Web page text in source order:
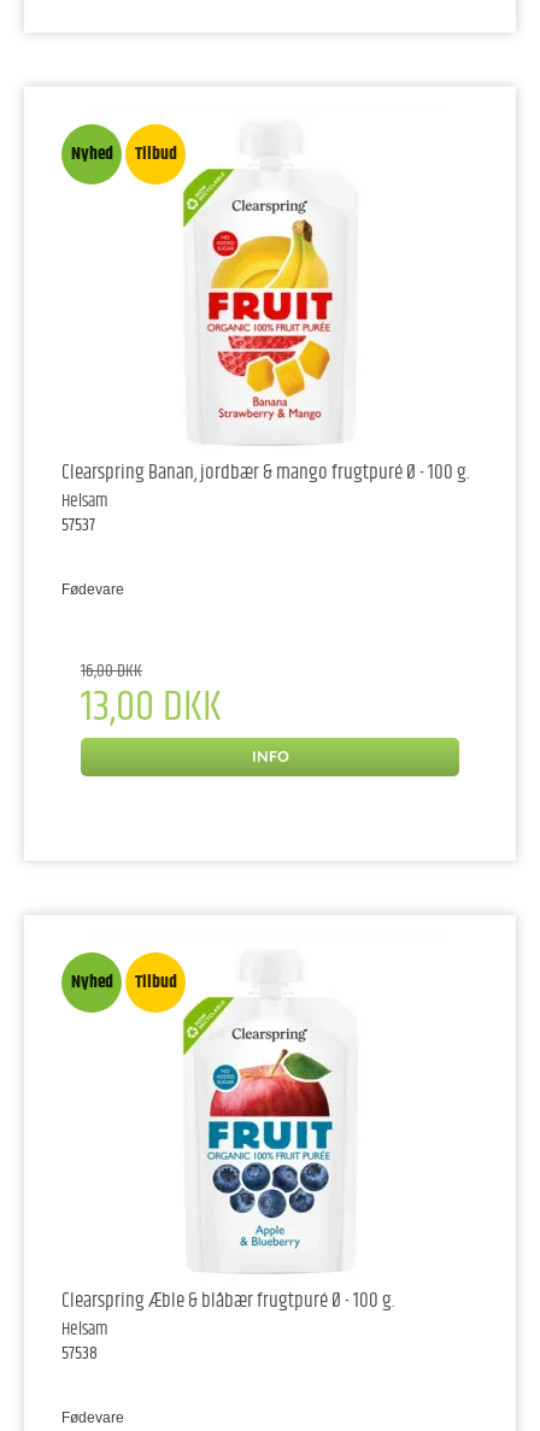
Nyhed Tilbud
Clearspring Banan, jordbær & mango frugtpuré Ø - 100 g.
Helsam
57537
Fødevare
16,00 DKK
13,00 DKK
INFO
Nyhed Tilbud
Clearspring Æble & blåbær frugtpuré Ø - 100 g.
Helsam
57538
Fødevare